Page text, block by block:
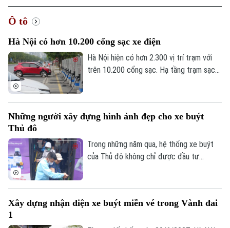
Ô tô
Hà Nội có hơn 10.200 cổng sạc xe điện
Hà Nội hiện có hơn 2.300 vị trí trạm với
trên 10.200 cổng sạc. Hạ tầng trạm sạc
ngày càng gia tăng.
Những người xây dựng hình ảnh đẹp cho xe buýt
Thủ đô
Trong những năm qua, hệ thống xe buýt
của Thủ đô không chỉ được đầu tư
tình, trách nhiệm của đội ngũ công nhân
Xây dựng nhận diện xe buýt miễn vé trong Vành đai
1